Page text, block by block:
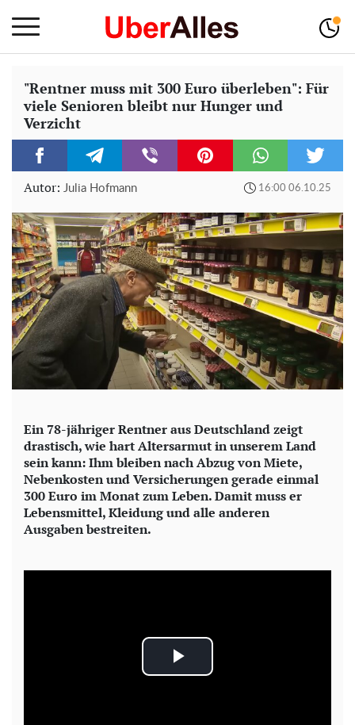
"Rentner muss mit 300 Euro überleben": Für
viele Senioren bleibt nur Hunger und
Verzicht
Autor: Julia Hofmann 16:00 06.10.25
Ein 78-jähriger Rentner aus Deutschland zeigt
drastisch, wie hart Altersarmut in unserem Land
sein kann: Ihm bleiben nach Abzug von Miete,
Nebenkosten und Versicherungen gerade einmal
300 Euro im Monat zum Leben. Damit muss er
Lebensmittel, Kleidung und alle anderen
Ausgaben bestreiten.
P